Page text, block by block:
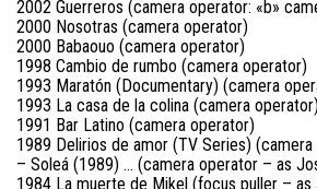
2002 Guerreros (camera operator: «b»
2000 Nosotras (camera operator)
2000 Babaouo (camera operator)
1998 Cambio de rumbo (camera operator)
1993 Maratón (Documentary) (camera
1993 La casa de la colina (camera operator)
1991 Bar Latino (camera operator)
1989 Delirios de amor (TV Series)
– Soleá (1989) … (camera operator – as
1984 La muerte de Mikel (focus puller – as